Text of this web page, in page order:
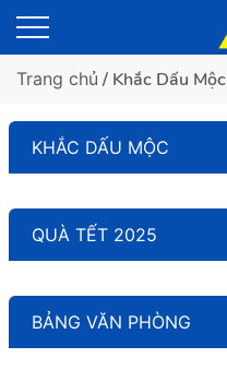
Trang chủ / Khắc Dấu Mộc
KHẮC DẤU MỘC
QUÀ TẾT 2025
BẢNG VĂN PHÒNG